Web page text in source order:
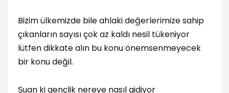
Bizim ülkemizde bile ahlaki değerlerimize sahip
çıkanların sayısı çok az kaldı nesil tükeniyor
lütfen dikkate alın bu konu önemsenmeyecek
bir konu değil.
Şuan ki gençlik nereye nasıl gidiyor